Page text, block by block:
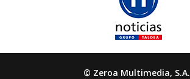
© Zeroa Multimedia, S.A.